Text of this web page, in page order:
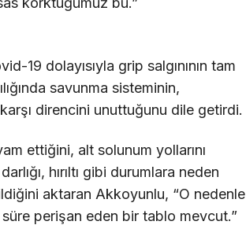
19 dolayısıyla grip salgınının tam
savunma sisteminin,
karşı direncini unuttuğunu dile getirdi.
ettiğini, alt solunum yollarını
hırıltı gibi durumlara neden
aktaran Akkoyunlu, “O nedenle
perişan eden bir tablo mevcut.”